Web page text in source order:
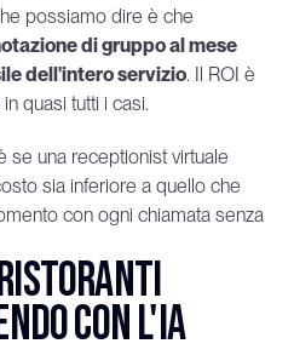
di gruppo al mese
dell'intero servizio. Il ROI è
quasi tutti i casi.
se una receptionist virtuale
sia inferiore a quello che
con ogni chiamata senza
ristoranti
con l'IA